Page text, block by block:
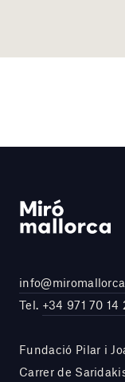
Tel. +34 971 70 14
Fundació Pilar i
Carrer de